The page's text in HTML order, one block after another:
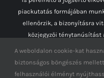
piackutatás formájában
ellenőrzik, a bizonyításra
közjegyzői ténytanúsítást
A weboldalon cookie-kat
biztonságos böngészés
felhasználói élményt